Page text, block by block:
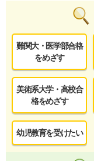
難関大・医学部合格
をめざす
美術系大学・高校合
格をめざす
幼児教育を受けたい